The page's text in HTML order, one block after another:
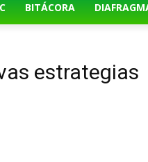
BITÁCORA
estrategias